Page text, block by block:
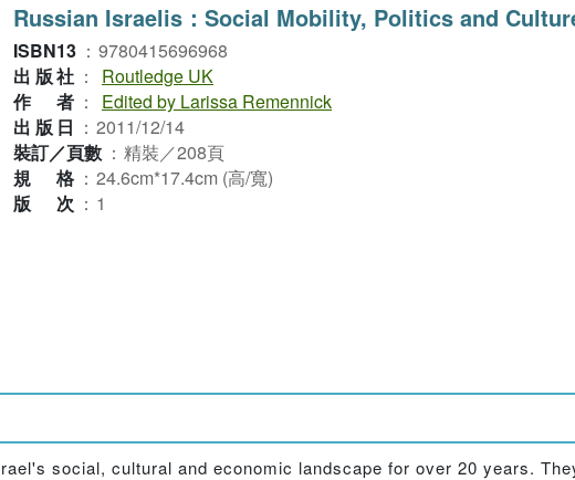
Russian Israelis：Social Mobility, Politics and
ISBN13 ： 9780415696968
出版社 ：
Routledge UK
作者 ：
Edited by Larissa Remennick
出版日 ： 2011/12/14
裝訂／頁數 ： 精裝／208頁
規格 ： 24.6cm*17.4cm (高/寬)
版次 ： 1
social, cultural and economic landscape for over 20 years.